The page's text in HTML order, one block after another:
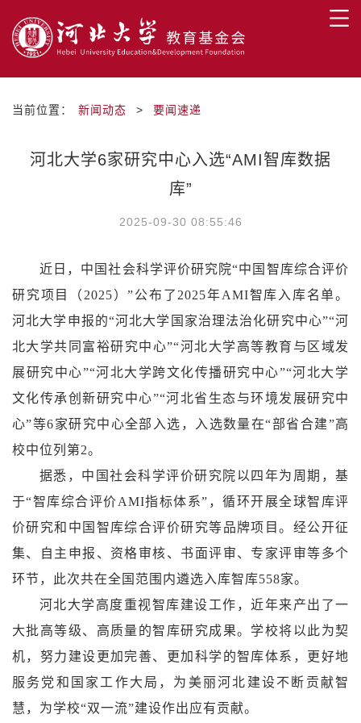
当前位置： 新闻动态 > 要闻速递
河北大学6家研究中心入选“AMI智库数据
库”
2025-09-30 08:55:46
近日，中国社会科学评价研究院“中国智库综合评价
研究项目（2025）”公布了2025年AMI智库入库名单。
河北大学申报的“河北大学国家治理法治化研究中心”“河
北大学共同富裕研究中心”“河北大学高等教育与区域发
展研究中心”“河北大学跨文化传播研究中心”“河北大学
文化传承创新研究中心”“河北省生态与环境发展研究中
心”等6家研究中心全部入选，入选数量在“部省合建”高
校中位列第2。
据悉，中国社会科学评价研究院以四年为周期，基
于“智库综合评价AMI指标体系”，循环开展全球智库评
价研究和中国智库综合评价研究等品牌项目。经公开征
集、自主申报、资格审核、书面评审、专家评审等多个
环节，此次共在全国范围内遴选入库智库558家。
河北大学高度重视智库建设工作，近年来产出了一
大批高等级、高质量的智库研究成果。学校将以此为契
机，努力建设更加完善、更加科学的智库体系，更好地
服务党和国家工作大局，为美丽河北建设不断贡献智
慧，为学校“双一流”建设作出应有贡献。